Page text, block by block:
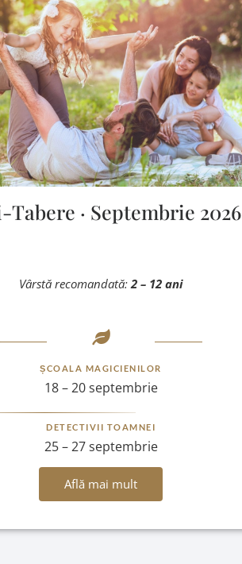
· Septembrie 2026
Vârstă recomandată:2 – 12 ani
ȘCOALA MAGICIENILOR
18 – 20 septembrie
DETECTIVII TOAMNEI
25 – 27 septembrie
Află mai mult